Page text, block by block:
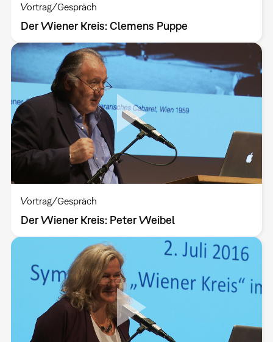
Vortrag/Gespräch
Der Wiener Kreis: Clemens Puppe
Vortrag/Gespräch
Der Wiener Kreis: Peter Weibel